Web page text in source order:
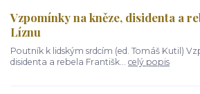
Vzpomínky na kněze, disidenta a
Líznu
Poutník k lidským srdcím (ed. Tomáš Kutil)
disidenta a rebela Františk... celý popis